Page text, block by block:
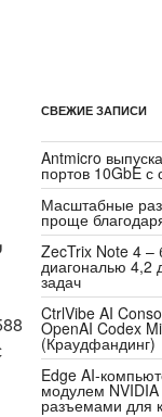
СВЕЖИЕ ЗАПИСИ
Antmicro
портов 10GbE
Масштабные
проще
ZecTrix Note 4 –
диагональю 4,2
задач
CtrlVibe AI
OpenAI Codex
(Краудфандинг)
Edge AI-
модулем
разъемами для